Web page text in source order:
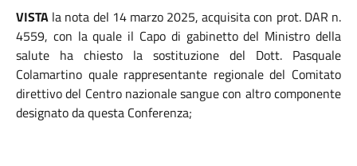
VISTA la nota del 14 marzo 2025, acquisita con prot. DAR n.
4559, con la quale il Capo di gabinetto del Ministro della
salute ha chiesto la sostituzione del Dott. Pasquale
Colamartino quale rappresentante regionale del Comitato
direttivo del Centro nazionale sangue con altro componente
designato da questa Conferenza;